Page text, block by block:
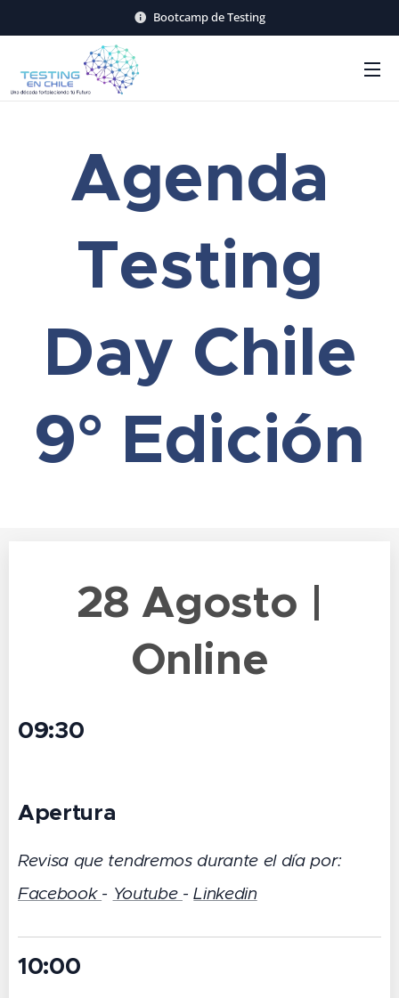
Bootcamp de Testing
Agenda
Testing
Day Chile
9° Edición
28 Agosto |
Online
09:30
Apertura
Revisa que tendremos durante el día por:
Facebook - Youtube -Linkedin
10:00